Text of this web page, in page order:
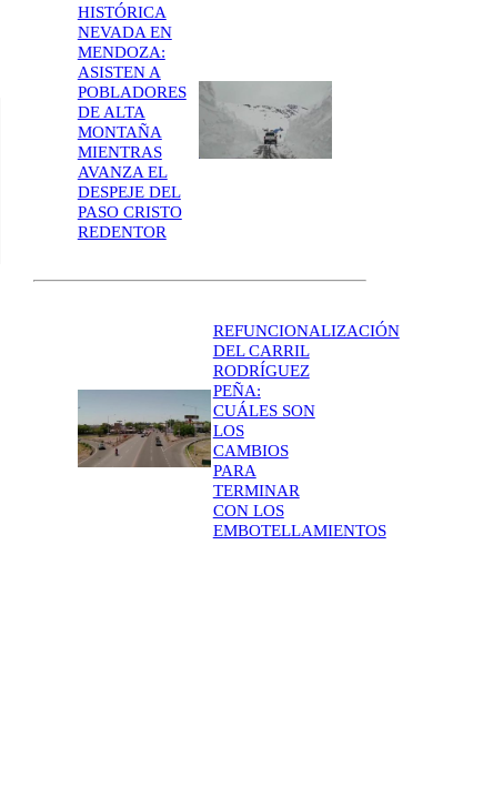
HISTÓRICA
NEVADA EN
MENDOZA:
ASISTEN A
POBLADORES
DE ALTA
MONTAÑA
MIENTRAS
AVANZA EL
DESPEJE DEL
PASO CRISTO
REDENTOR
REFUNCIONALIZACIÓN
DEL CARRIL
RODRÍGUEZ
PEÑA:
CUÁLES SON
LOS
CAMBIOS
PARA
TERMINAR
CON LOS
EMBOTELLAMIENTOS